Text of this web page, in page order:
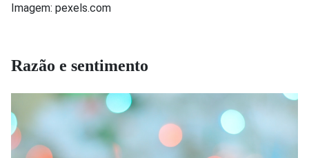
Imagem: pexels.com
Razão e sentimento